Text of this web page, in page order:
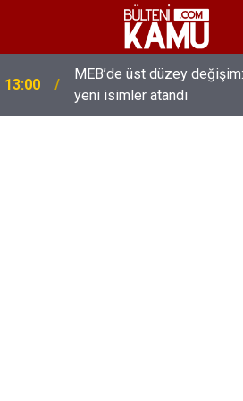
13:00
MEB’de üst düzey
yeni isimler atandı